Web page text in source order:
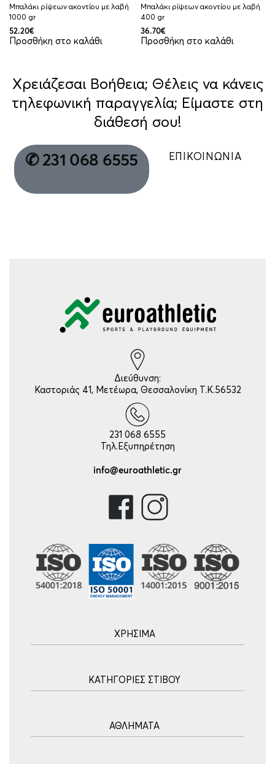
Μπαλάκι ρίψεων ακοντίου με λαβή
1000 gr
52.20€
Προσθήκη στο καλάθι
Μπαλάκι ρίψεων ακοντίου με λαβή
400 gr
36.70€
Προσθήκη στο καλάθι
Χρειάζεσαι Βοήθεια; Θέλεις να κάνεις
τηλεφωνική παραγγελία; Είμαστε στη
διάθεσή σου!
✆ 231 068 6555 ΕΠΙΚΟΙΝΩΝΙΑ
Διεύθυνση:
Καστοριάς 41, Μετέωρα, Θεσσαλονίκη Τ.Κ.56532
231 068 6555
Τηλ.Εξυπηρέτηση
info@euroathletic.gr
ΧΡΗΣΙΜΑ
Blog
Τρόποι Πληρωμής
ΚΑΤΗΓΟΡΙΕΣ ΣΤΙΒΟΥ
Σφυροβολία
ΑΘΛΗΜΑΤΑ